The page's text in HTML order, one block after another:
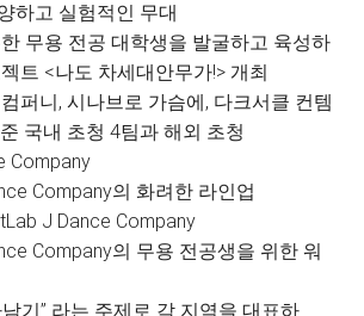
하고 실험적인 무대
무용 전공 대학생을 발굴하고 육성하
트 <나도 차세대안무가!> 개최
퍼니, 시나브로 가슴에, 다크서클 컨템
국내 초청 4팀과 해외 초청
Company
Company의 화려한 라인업
J Dance Company
Company의 무용 전공생을 위한 워
기” 라는 주제로 각 지역을 대표하